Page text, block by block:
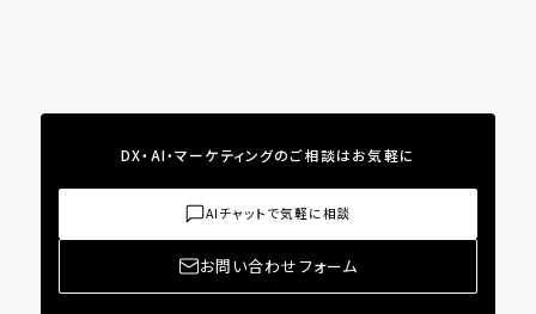
DX・AI・マーケティングのご相談はお気軽に
AIチャットで気軽に相談
お問い合わせフォーム